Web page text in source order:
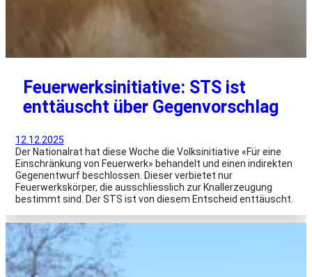
Feuerwerksinitiative: STS ist
enttäuscht über Gegenvorschlag
12.12.2025
Der Nationalrat hat diese Woche die Volksinitiative «Für eine
Einschränkung von Feuerwerk» behandelt und einen indirekten
Gegenentwurf beschlossen. Dieser verbietet nur
Feuerwerkskörper, die ausschliesslich zur Knallerzeugung
bestimmt sind. Der STS ist von diesem Entscheid enttäuscht.